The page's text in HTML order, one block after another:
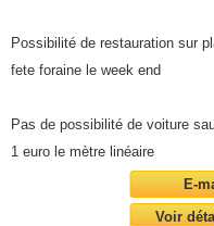
Possibilité de restauration sur
fete foraine le week end
Pas de possibilité de voiture
1 euro le mètre linéaire
E-
Voir